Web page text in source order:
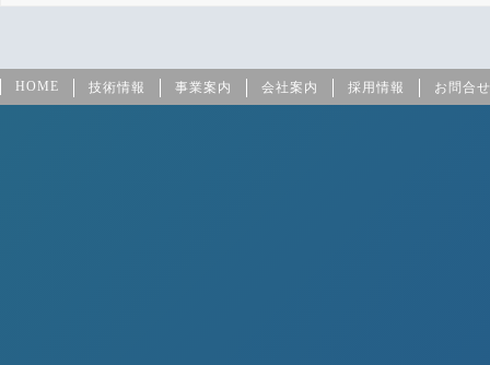
HOME 技術情報 事業案内 会社案内 採用情報 お問合せ